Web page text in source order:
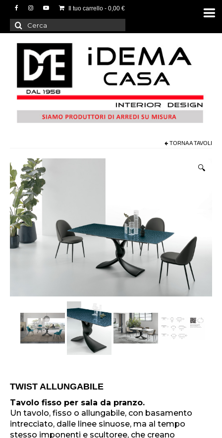
Il tuo carrello - 0,00 €
Cerca:
TORNA ATAVOLI
🔍
TWIST ALLUNGABILE
Tavolo fisso per sala da pranzo.
Un tavolo, fisso o allungabile, con basamento
intrecciato, dalle linee sinuose, ma al tempo
stesso imponenti e scultoree, che creano